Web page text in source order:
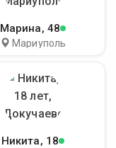
Марина, 48
Мариуполь
Никита, 18